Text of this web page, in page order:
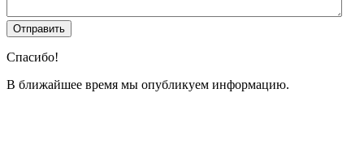
Спасибо!
В ближайшее время мы опубликуем информацию.